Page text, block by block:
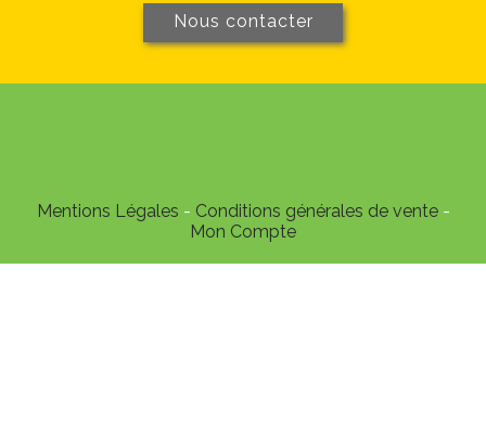
Nous contacter
Mentions Légales
Conditions générales de vente
Mon Compte